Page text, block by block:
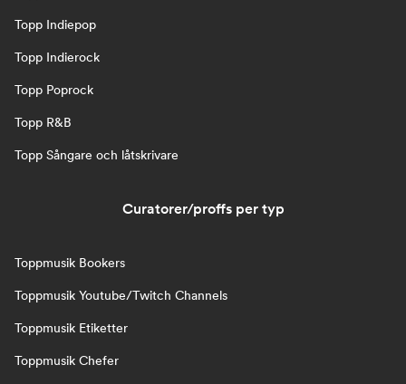
Topp Indiepop
Topp Indierock
Topp Poprock
Topp R&B
Topp Sångare och låtskrivare
Curatorer/proffs per typ
Toppmusik Bookers
Toppmusik Youtube/Twitch Channels
Toppmusik Etiketter
Toppmusik Chefer